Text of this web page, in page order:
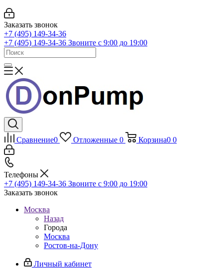
Заказать звонок
+7 (495) 149-34-36
+7 (495) 149-34-36 Звоните с 9:00 до 19:00
Сравнение0 Отложенные 0 Корзина0 0
Телефоны
+7 (495) 149-34-36 Звоните с 9:00 до 19:00
Заказать звонок
Москва
Назад
Города
Москва
Ростов-на-Дону
Личный кабинет